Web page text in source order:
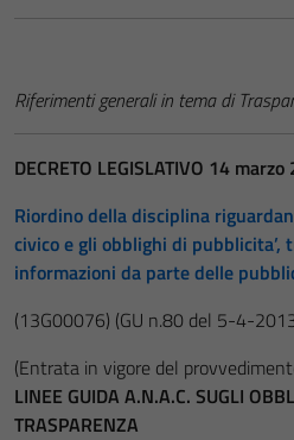
Riferimenti generali in tema di
DECRETO LEGISLATIVO 14
Riordino della disciplina
civico e gli obblighi di
informazioni da parte delle
(13G00076) (GU n.80 del 5-4-
(Entrata in vigore del
LINEE GUIDA A.N.A.C. SUGLI
TRASPARENZA